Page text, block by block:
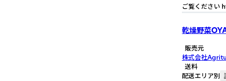
ご覧くださ
乾燥野菜
販売元
株式会社
送料
配送エリア別